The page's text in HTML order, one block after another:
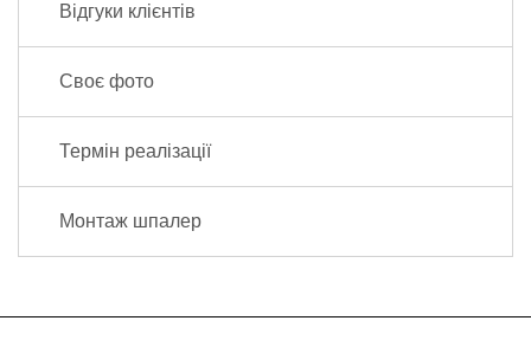
Відгуки клієнтів
Своє фото
Термін реалізації
Монтаж шпалер